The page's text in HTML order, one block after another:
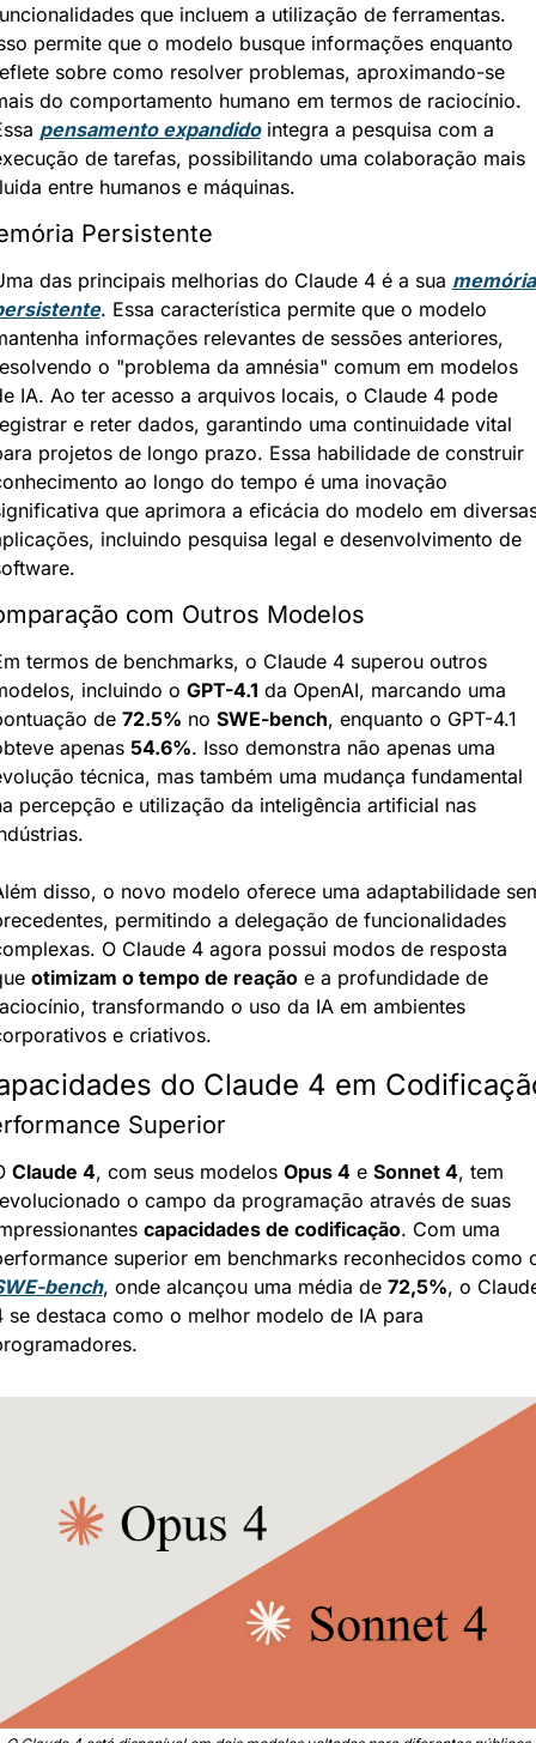
que incluem a utilização de ferramentas.
permite que o modelo busque informações enquanto
sobre como resolver problemas, aproximando-se
do comportamento humano em termos de raciocínio.
pensamento expandido integra a pesquisa com a
de tarefas, possibilitando uma colaboração mais
entre humanos e máquinas.
Persistente
das principais melhorias do Claude 4 é a sua memória
. Essa característica permite que o modelo
informações relevantes de sessões anteriores,
o "problema da amnésia" comum em modelos
IA. Ao ter acesso a arquivos locais, o Claude 4 pode
e reter dados, garantindo uma continuidade vital
projetos de longo prazo. Essa habilidade de construir
ao longo do tempo é uma inovação
que aprimora a eficácia do modelo em
incluindo pesquisa legal e desenvolvimento de
com Outros Modelos
termos de benchmarks, o Claude 4 superou outros
incluindo o GPT-4.1 da OpenAI, marcando uma
de 72.5% no SWE-bench, enquanto o GPT-4.1
apenas 54.6%. Isso demonstra não apenas uma
técnica, mas também uma mudança fundamental
percepção e utilização da inteligência artificial nas
disso, o novo modelo oferece uma adaptabilidade
permitindo a delegação de funcionalidades
O Claude 4 agora possui modos de resposta
otimizam o tempo de reação e a profundidade de
transformando o uso da IA em ambientes
e criativos.
do Claude 4 em
Superior
Claude 4, com seus modelos Opus 4 e Sonnet 4, tem
o campo da programação através de suas
capacidades de codificação. Com uma
bench, onde alcançou uma média de 72,5%, o
se destaca como o melhor modelo de IA para